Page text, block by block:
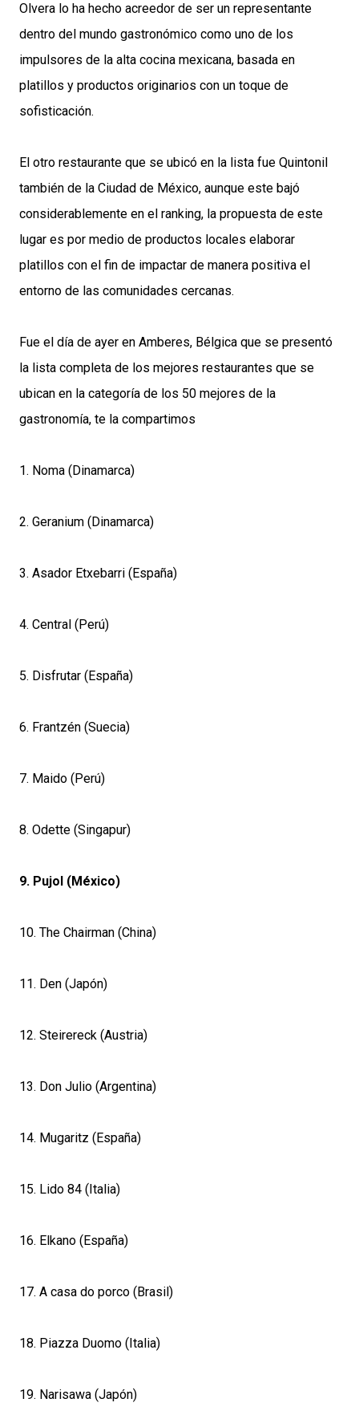
Olvera lo ha hecho acreedor de ser un representante
dentro del mundo gastronómico como uno de los
impulsores de la alta cocina mexicana, basada en
platillos y productos originarios con un toque de
sofisticación.
El otro restaurante que se ubicó en la lista fue Quintonil
también de la Ciudad de México, aunque este bajó
considerablemente en el ranking, la propuesta de este
lugar es por medio de productos locales elaborar
platillos con el fin de impactar de manera positiva el
entorno de las comunidades cercanas.
Fue el día de ayer en Amberes, Bélgica que se presentó
la lista completa de los mejores restaurantes que se
ubican en la categoría de los 50 mejores de la
gastronomía, te la compartimos
1. Noma (Dinamarca)
2. Geranium (Dinamarca)
3. Asador Etxebarri (España)
4. Central (Perú)
5. Disfrutar (España)
6. Frantzén (Suecia)
7. Maido (Perú)
8. Odette (Singapur)
9. Pujol (México)
10. The Chairman (China)
11. Den (Japón)
12. Steirereck (Austria)
13. Don Julio (Argentina)
14. Mugaritz (España)
15. Lido 84 (Italia)
16. Elkano (España)
17. A casa do porco (Brasil)
18. Piazza Duomo (Italia)
19. Narisawa (Japón)